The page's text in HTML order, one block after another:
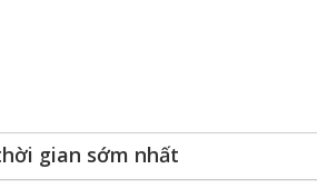
gian sớm nhất